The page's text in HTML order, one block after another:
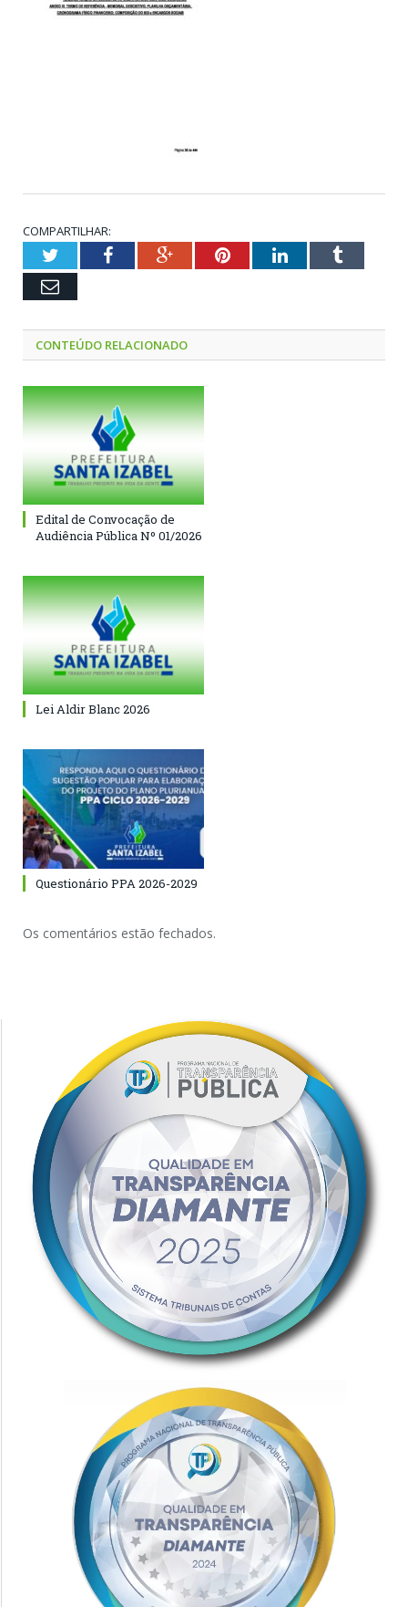
COMPARTILHAR:
TwitterFacebookGoogle+PinterestLinkedInTumblr
Email
CONTEÚDO RELACIONADO
Edital de Convocação de
Audiência Pública Nº 01/2026
Lei Aldir Blanc 2026
Questionário PPA 2026-2029
Os comentários estão fechados.